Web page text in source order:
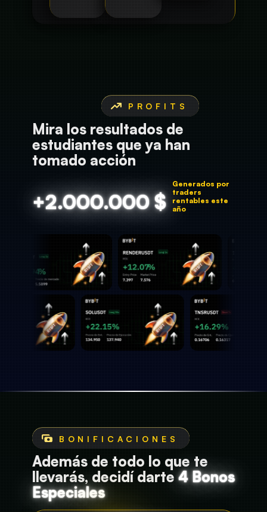
Mira los resultados de
estudiantes que ya han
tomado acción
+2.000.000 $
Además de todo lo que te
llevarás, decidí darte4 Bonos
Especiales